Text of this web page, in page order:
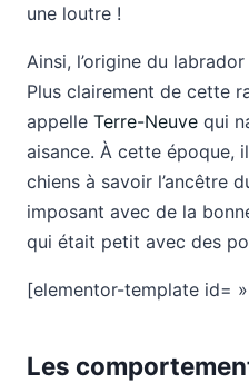
une loutre !
Ainsi, l’origine du
Plus clairement de cette
appelle Terre-Neuve qui
aisance. À cette époque,
chiens à savoir l’ancêtre
imposant avec de la
qui était petit avec des
[elementor-template id=
Les